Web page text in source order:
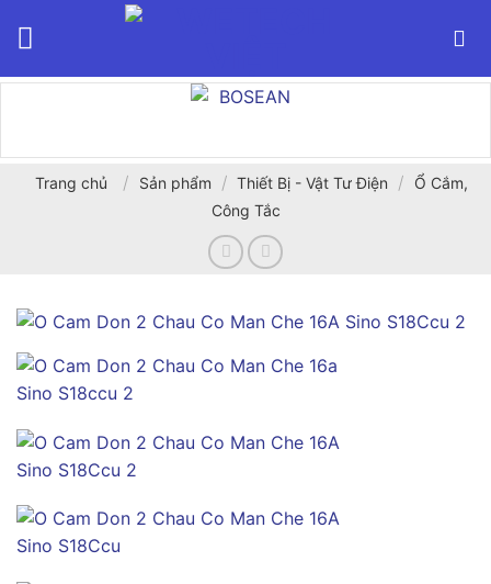
Trang chủ / Sản phẩm / Thiết Bị - Vật Tư Điện /
Ổ Cắm,
Công Tắc